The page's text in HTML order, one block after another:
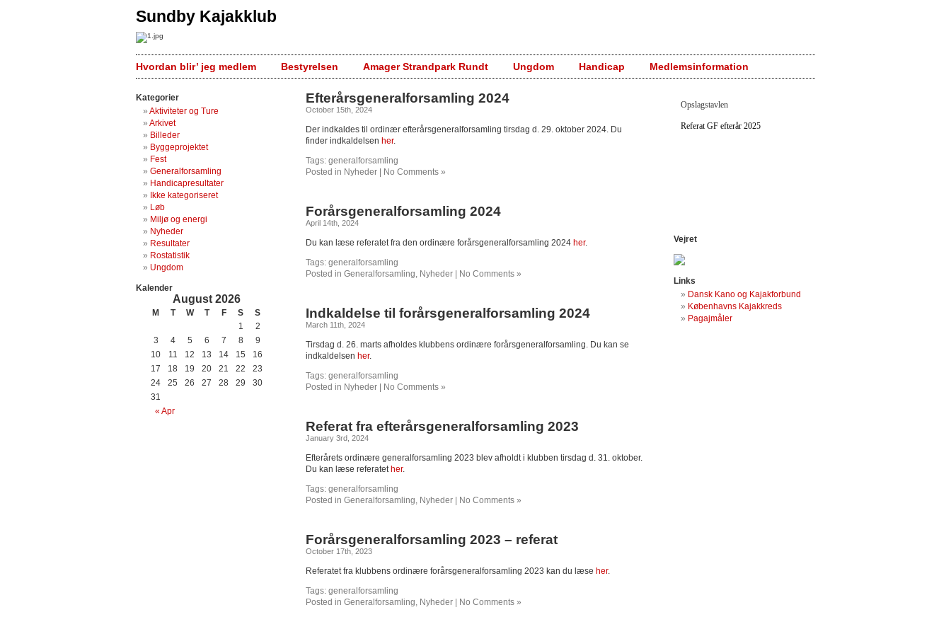
Sundby Kajakklub
Hvordan blir’ jeg medlem Bestyrelsen Amager Strandpark Rundt Ungdom Handicap Medlemsinformation
Kategorier
Aktiviteter og Ture
Arkivet
Billeder
Byggeprojektet
Fest
Generalforsamling
Handicapresultater
Ikke kategoriseret
Løb
Miljø og energi
Nyheder
Resultater
Rostatistik
Ungdom
Kalender
August 2026
M T W T F S S
« Apr
1
2
3
4 5 6 7 8
9
10
11 12 13 14 15
16
17
18 19 20 21 22
23
24
25 26 27 28 29
30
31
Efterårsgeneralforsamling 2024
October 15th, 2024
Der indkaldes til ordinær efterårsgeneralforsamling tirsdag d. 29. oktober 2024. Du
finder indkaldelsen her.
Tags: generalforsamling
Posted in Nyheder No Comments »
Forårsgeneralforsamling 2024
April 14th, 2024
Du kan læse referatet fra den ordinære forårsgeneralforsamling 2024 her.
Tags: generalforsamling
Posted in Generalforsamling, Nyheder No Comments »
Indkaldelse til forårsgeneralforsamling 2024
March 11th, 2024
Tirsdag d. 26. marts afholdes klubbens ordinære forårsgeneralforsamling. Du kan se
indkaldelsen her.
Tags: generalforsamling
Posted in Nyheder No Comments »
Referat fra efterårsgeneralforsamling 2023
January 3rd, 2024
Efterårets ordinære generalforsamling 2023 blev afholdt i klubben tirsdag d. 31. oktober.
Du kan læse referatet her.
Tags: generalforsamling
Posted in Generalforsamling, Nyheder No Comments »
Forårsgeneralforsamling 2023 – referat
October 17th, 2023
Referatet fra klubbens ordinære forårsgeneralforsamling 2023 kan du læse her.
Tags: generalforsamling
Posted in Generalforsamling, Nyheder No Comments »
Opslagstavlen
Referat GF efterår 2025
Vejret
Links
Dansk Kano og Kajakforbund
Københavns Kajakkreds
Pagajmåler